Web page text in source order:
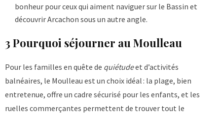
bonheur pour ceux qui aiment naviguer sur le Bassin et
découvrir Arcachon sous un autre angle.
3 Pourquoi séjourner au Moulleau
Pour les familles en quête de quiétudeet d’activités
balnéaires, le Moulleau est un choix idéal : la plage, bien
entretenue, offre un cadre sécurisé pour les enfants, et les
ruelles commerçantes permettent de trouver tout le